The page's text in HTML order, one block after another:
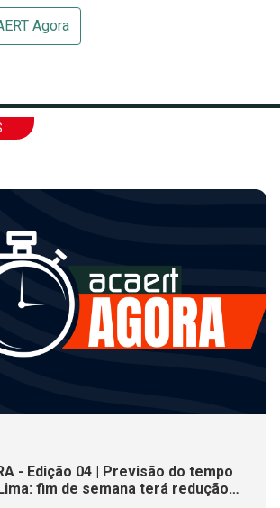
Agora
- Edição 04 | Previsão do tempo
fim de semana terá redução